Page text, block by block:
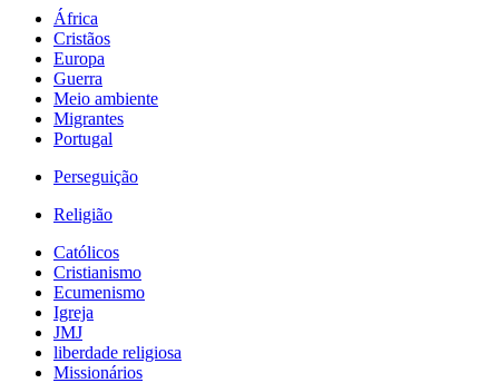
África
Cristãos
Europa
Guerra
Meio ambiente
Migrantes
Portugal
Perseguição
Religião
Católicos
Cristianismo
Ecumenismo
Igreja
JMJ
liberdade religiosa
Missionários